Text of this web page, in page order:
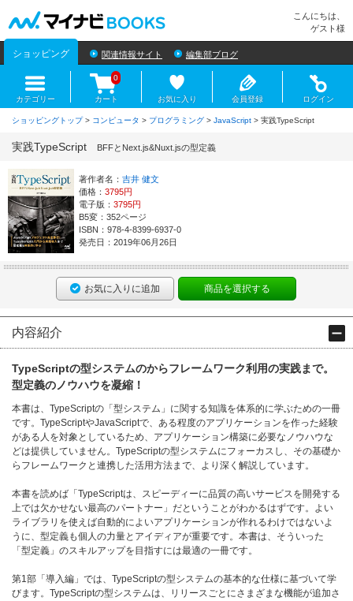
こんにちは、
ゲスト様
ショッピング 関連情報サイト 編集部ブログ
カテゴリー カート
0
お気に入り 会員登録 ログイン
ショッピングトップ> コンピュータ > プログラミング > JavaScript > 実践TypeScript
実践TypeScript BFFとNext.js&Nuxt.jsの型定義
著作者名： 吉井 健文
価格： 3795円
電子版： 3795円
B5変：352ページ
ISBN：978-4-8399-6937-0
発売日：2019年06月26日
お気に入りに追加 商品を選択する
内容紹介
TypeScriptの型システムのからフレームワーク利用の実践まで。
型定義のノウハウを凝縮！
本書は、TypeScriptの「型システム」に関する知識を体系的に学ぶための一冊
です。TypeScriptやJavaScriptで、ある程度のアプリケーションを作った経験
がある人を対象としているため、アプリケーション構築に必要なノウハウな
どは提供していません。TypeScriptの型システムにフォーカスし、その基礎か
らフレームワークと連携した活用方法まで、より深く解説しています。
本書を読めば「TypeScriptは、スピーディーに品質の高いサービスを開発する
上では欠かせない最高のパートナー」だということがわかるはずです。よい
ライブラリを使えば自動的によいアプリケーションが作れるわけではないよ
うに、型定義も個人の力量とアイディアが重要です。本書は、そういった
「型定義」のスキルアップを目指すには最適の一冊です。
第1部「導入編」では、TypeScriptの型システムの基本的な仕様に基づいて学
びます。TypeScriptの型システムは、リリースごとにさまざまな機能が追加さ